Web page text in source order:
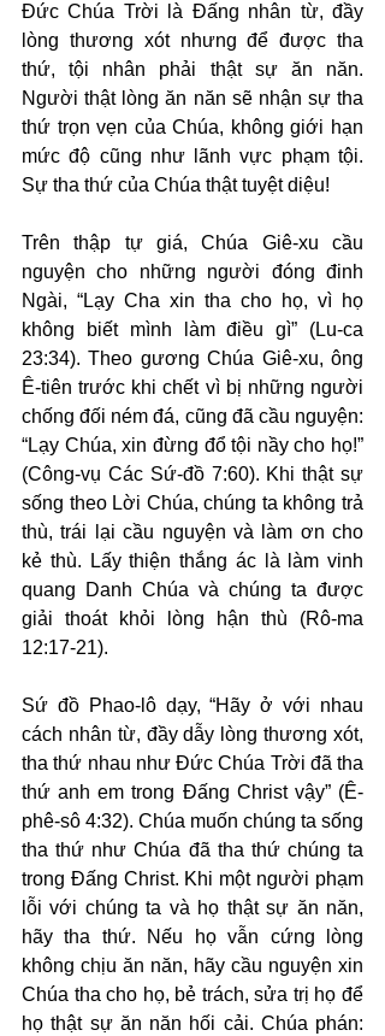
Đức Chúa Trời là Đấng nhân từ, đầy
lòng thương xót nhưng để được tha
thứ, tội nhân phải thật sự ăn năn.
Người thật lòng ăn năn sẽ nhận sự tha
thứ trọn vẹn của Chúa, không giới hạn
mức độ cũng như lãnh vực phạm tội.
Sự tha thứ của Chúa thật tuyệt diệu!
Trên thập tự giá, Chúa Giê-xu cầu
nguyện cho những người đóng đinh
Ngài, “Lạy Cha xin tha cho họ, vì họ
không biết mình làm điều gì” (Lu-ca
23:34). Theo gương Chúa Giê-xu, ông
Ê-tiên trước khi chết vì bị những người
chống đối ném đá, cũng đã cầu nguyện:
“Lạy Chúa, xin đừng đổ tội nầy cho họ!”
(Công-vụ Các Sứ-đồ 7:60). Khi thật sự
sống theo Lời Chúa, chúng ta không trả
thù, trái lại cầu nguyện và làm ơn cho
kẻ thù. Lấy thiện thắng ác là làm vinh
quang Danh Chúa và chúng ta được
giải thoát khỏi lòng hận thù (Rô-ma
12:17-21).
Sứ đồ Phao-lô dạy, “Hãy ở với nhau
cách nhân từ, đầy dẫy lòng thương xót,
tha thứ nhau như Đức Chúa Trời đã tha
thứ anh em trong Đấng Christ vậy” (Ê-
phê-sô 4:32). Chúa muốn chúng ta sống
tha thứ như Chúa đã tha thứ chúng ta
trong Đấng Christ. Khi một người phạm
lỗi với chúng ta và họ thật sự ăn năn,
hãy tha thứ. Nếu họ vẫn cứng lòng
không chịu ăn năn, hãy cầu nguyện xin
Chúa tha cho họ, bẻ trách, sửa trị họ để
họ thật sự ăn năn hối cải. Chúa phán: